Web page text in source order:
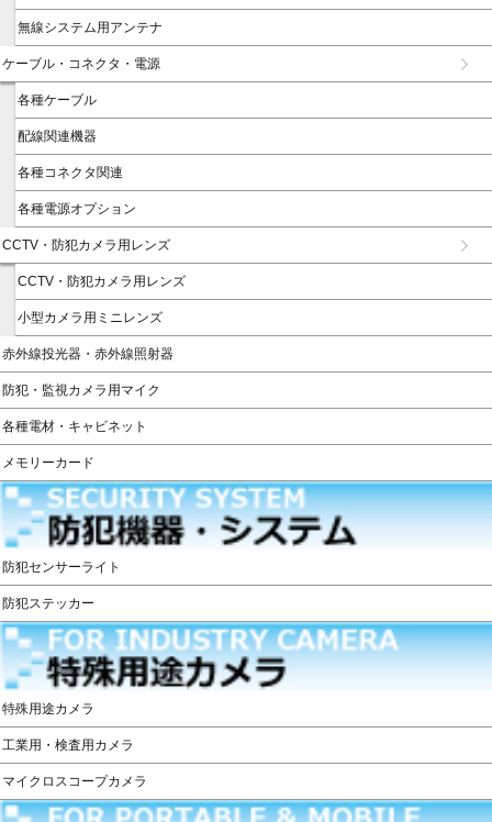
無線システム用アンテナ
ケーブル・コネクタ・電源
各種ケーブル
配線関連機器
各種コネクタ関連
各種電源オプション
CCTV・防犯カメラ用レンズ
CCTV・防犯カメラ用レンズ
小型カメラ用ミニレンズ
赤外線投光器・赤外線照射器
防犯・監視カメラ用マイク
各種電材・キャビネット
メモリーカード
防犯センサーライト
防犯ステッカー
特殊用途カメラ
工業用・検査用カメラ
マイクロスコープカメラ